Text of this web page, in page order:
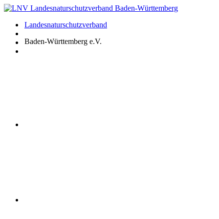
Zum
springenLandesnaturschutzverband
Baden-Württemberg e.V.